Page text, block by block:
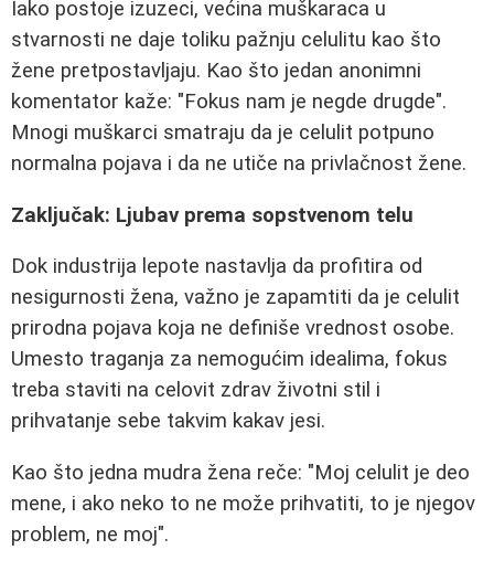
Iako postoje izuzeci, većina muškaraca u
stvarnosti ne daje toliku pažnju celulitu kao što
žene pretpostavljaju. Kao što jedan anonimni
komentator kaže: "Fokus nam je negde drugde".
Mnogi muškarci smatraju da je celulit potpuno
normalna pojava i da ne utiče na privlačnost žene.
Zaključak: Ljubav prema sopstvenom telu
Dok industrija lepote nastavlja da profitira od
nesigurnosti žena, važno je zapamtiti da je celulit
prirodna pojava koja ne definiše vrednost osobe.
Umesto traganja za nemogućim idealima, fokus
treba staviti na celovit zdrav životni stil i
prihvatanje sebe takvim kakav jesi.
Kao što jedna mudra žena reče: "Moj celulit je deo
mene, i ako neko to ne može prihvatiti, to je njegov
problem, ne moj".